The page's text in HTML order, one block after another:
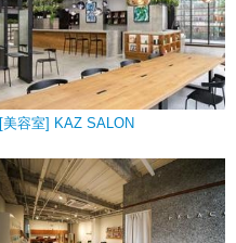
[美容室] KAZ SALON